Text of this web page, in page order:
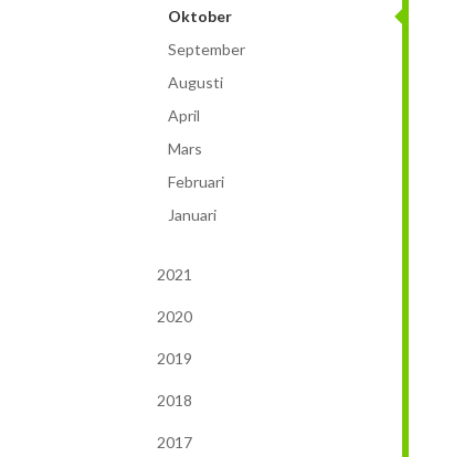
Oktober
September
Augusti
April
Mars
Februari
Januari
2021
2020
2019
2018
2017